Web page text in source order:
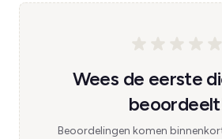
Wees de eerste
Beoordelingen komen